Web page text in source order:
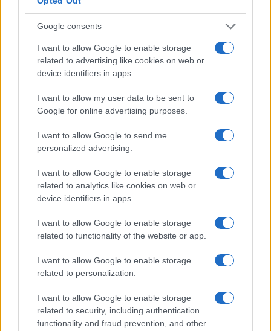
Google consents
I want to allow Google to enable storage
related to advertising like cookies on web or
device identifiers in apps.
I want to allow my user data to be sent to
Google for online advertising purposes.
I want to allow Google to send me
personalized advertising.
I want to allow Google to enable storage
related to analytics like cookies on web or
device identifiers in apps.
I want to allow Google to enable storage
related to functionality of the website or app.
I want to allow Google to enable storage
related to personalization.
I want to allow Google to enable storage
related to security, including authentication
functionality and fraud prevention, and other
Controlli rafforzati in Costa Smeralda, 20
arresti e 135 denunce
Tre milioni di euro dalla Provincia Gallura per
nuove aule nelle scuole di Olbia
Incidente sulla provinciale 125, paura tra Olbia e
un ferito
Delta Center
Meteo Olbia 9 agosto, temperature in calo
Salmo finisce in ospedale a Catania, ma il tour